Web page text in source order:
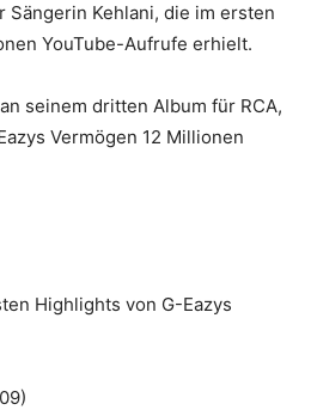
Sängerin Kehlani, die im ersten
YouTube-Aufrufe erhielt.
seinem dritten Album für RCA,
Vermögen 12 Millionen
Highlights von G-Eazys